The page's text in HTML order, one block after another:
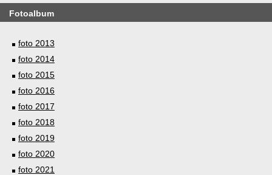
Fotoalbum
foto 2013
foto 2014
foto 2015
foto 2016
foto 2017
foto 2018
foto 2019
foto 2020
foto 2021